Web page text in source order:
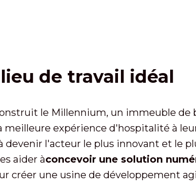
de travail idéal
le Millennium, un immeuble de
expérience d'hospitalité à
devenir l'acteur le plus innovant et le
aider àconcevoir une solution
créer une usine de développement